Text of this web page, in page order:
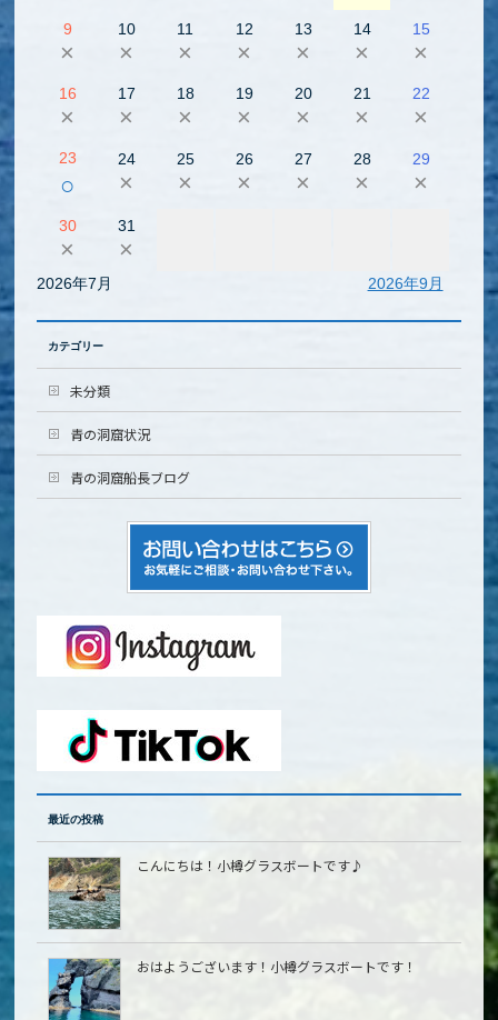
9
×
10
×
11
×
12
×
13
×
14
×
15
×
16
×
17
×
18
×
19
×
20
×
21
×
22
×
23
○
24
×
25
×
26
×
27
×
28
×
29
×
30
×
31
×
2026年7月 2026年9月
カテゴリー
未分類
青の洞窟状況
青の洞窟船長ブログ
最近の投稿
こんにちは！小樽グラスボートです♪
おはようございます！小樽グラスボートです！